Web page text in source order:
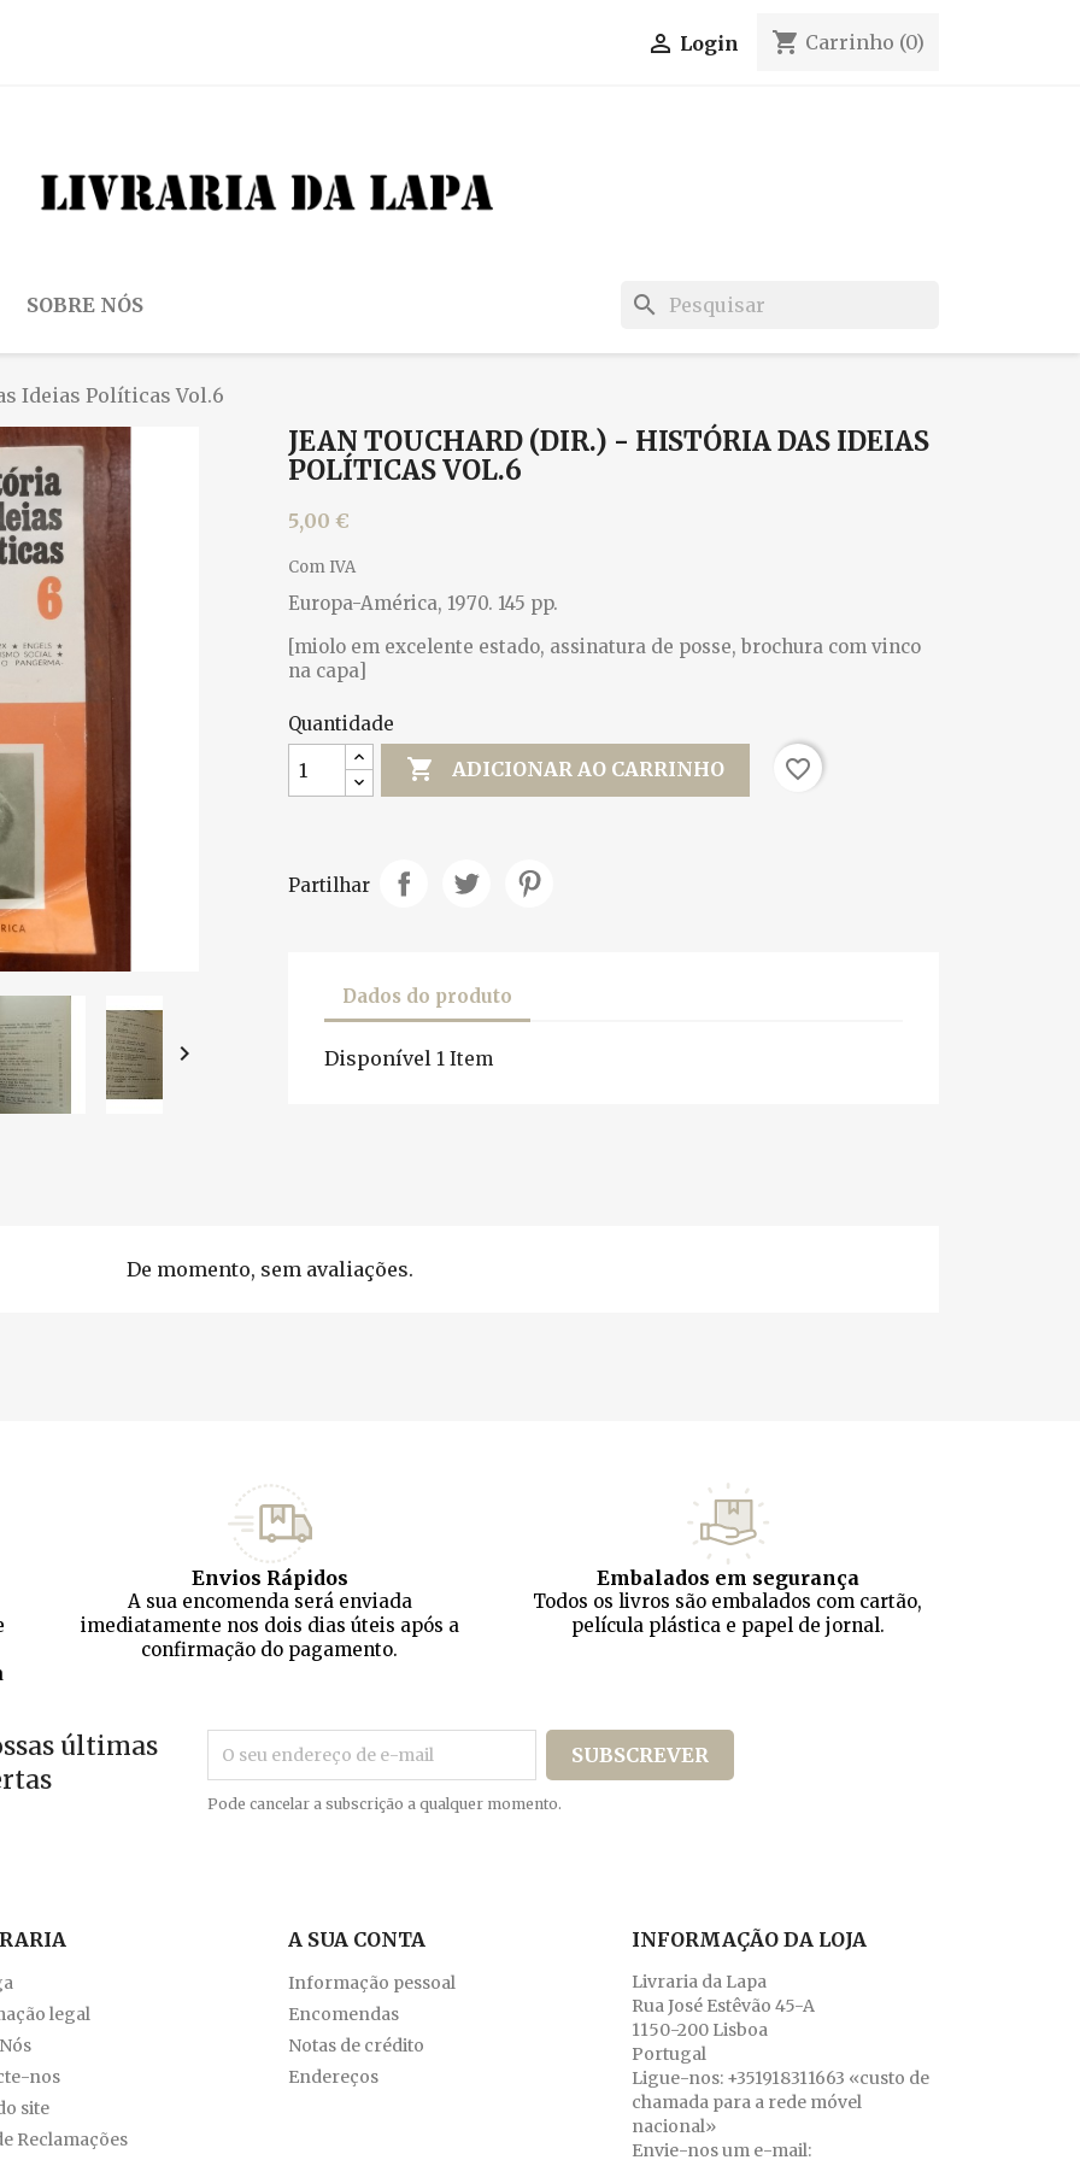
 Login shopping_cart Carrinho (0)
SOBRE NÓS search
Ideias Políticas Vol.6

JEAN TOUCHARD (DIR.) - HISTÓRIA DAS IDEIAS
POLÍTICAS VOL.6
5,00 €
Com IVA
Europa-América, 1970. 145 pp.
[miolo em excelente estado, assinatura de posse, brochura com vinco
na capa]
Quantidade
 ADICIONAR AO CARRINHO favorite_border
Partilhar
Dados do produto
Disponível 1 Item
De momento, sem avaliações.
Envios Rápidos
A sua encomenda será enviada
imediatamente nos dois dias úteis após a
confirmação do pagamento.
Embalados em segurança
Todos os livros são embalados com cartão,
película plástica e papel de jornal.
últimas
Pode cancelar a subscrição a qualquer momento.
legal
nos
site
Reclamações
A SUA CONTA
Informação pessoal
Encomendas
Notas de crédito
Endereços
INFORMAÇÃO DA LOJA
Livraria da Lapa
Rua José Estêvão 45-A
1150-200 Lisboa
Portugal
Ligue-nos: +351918311663 «custo de
chamada para a rede móvel
nacional»
Envie-nos um e-mail: